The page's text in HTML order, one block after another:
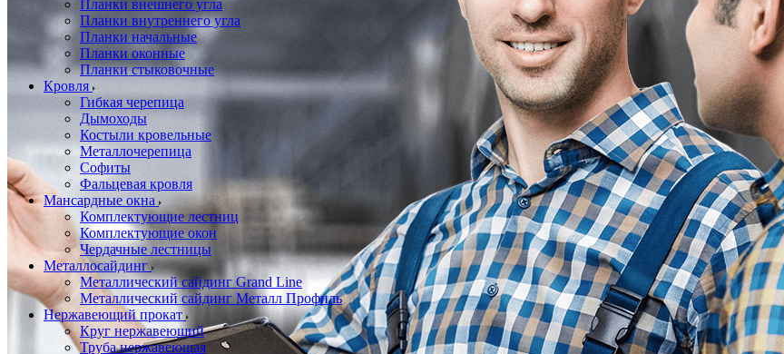
Планки внешнего угла
Планки внутреннего угла
Планки начальные
Планки оконные
Планки стыковочные
Кровля
Гибкая черепица
Дымоходы
Костыли кровельные
Металлочерепица
Софиты
Фальцевая кровля
Мансардные окна
Комплектующие лестниц
Комплектующие окон
Чердачные лестницы
Металлосайдинг
Металлический сайдинг Grand Line
Металлический сайдинг Металл Профиль
Нержавеющий прокат
Круг нержавеющий
Труба нержавеющая